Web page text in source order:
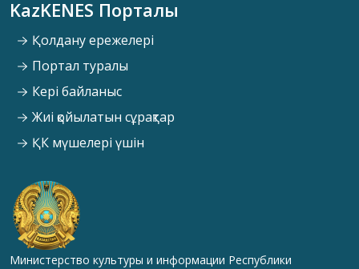
KazKENES Порталы
Қолдану ережелері
Портал туралы
Кері байланыс
Жиі қойылатын сұрақтар
ҚК мүшелері үшін
Министерство культуры и информации Республики